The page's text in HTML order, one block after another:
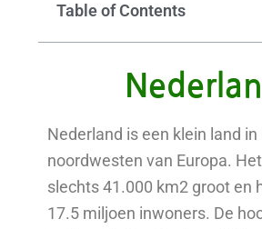
Table of Contents
Nederland is een klein land in
noordwesten van Europa.
slechts 41.000 km2 groot en
17.5 miljoen inwoners. De